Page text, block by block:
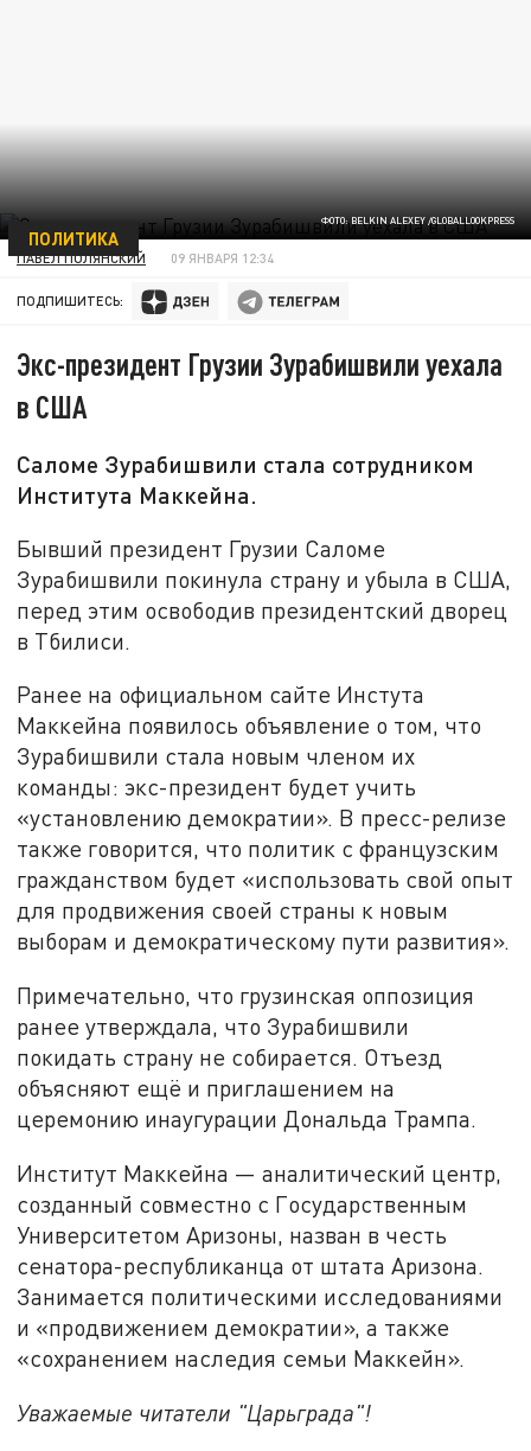
ФОТО: BELKIN ALEXEY /GLOBALLOOKPRESS
ПОЛИТИКА
ПАВЕЛ ПОЛЯНСКИЙ 09 ЯНВАРЯ 12:34
ПОДПИШИТЕСЬ:
Экс-президент Грузии Зурабишвили уехала
в США
Саломе Зурабишвили стала сотрудником
Института Маккейна.
Бывший президент Грузии Саломе
Зурабишвили покинула страну и убыла в США,
перед этим освободив президентский дворец
в Тбилиси.
Ранее на официальном сайте Инстута
Маккейна появилось объявление о том, что
Зурабишвили стала новым членом их
команды: экс-президент будет учить
«установлению демократии». В пресс-релизе
также говорится, что политик с французским
гражданством будет «использовать свой опыт
для продвижения своей страны к новым
выборам и демократическому пути развития».
Примечательно, что грузинская оппозиция
ранее утверждала, что Зурабишвили
покидать страну не собирается. Отъезд
объясняют ещё и приглашением на
церемонию инаугурации Дональда Трампа.
Институт Маккейна — аналитический центр,
созданный совместно с Государственным
Университетом Аризоны, назван в честь
сенатора-республиканца от штата Аризона.
Занимается политическими исследованиями
и «продвижением демократии», а также
«сохранением наследия семьи Маккейн».
Уважаемые читатели "Царьграда"!